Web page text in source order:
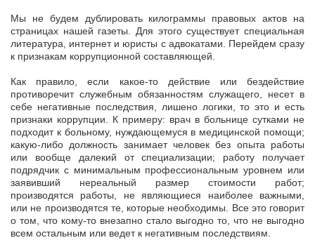
Мы не будем дублировать килограммы правовых актов на
страницах нашей газеты. Для этого существует специальная
литература, интернет и юристы с адвокатами. Перейдем сразу
к признакам коррупционной составляющей.
Как правило, если какое-то действие или бездействие
противоречит служебным обязанностям служащего, несет в
себе негативные последствия, лишено логики, то это и есть
признаки коррупции. К примеру: врач в больнице сутками не
подходит к больному, нуждающемуся в медицинской помощи;
какую-либо должность занимает человек без опыта работы
или вообще далекий от специализации; работу получает
подрядчик с минимальным профессиональным уровнем или
заявивший нереальный размер стоимости работ;
производятся работы, не являющиеся наиболее важными,
или не производятся те, которые необходимы. Все это говорит
о том, что кому-то внезапно стало выгодно то, что не выгодно
всем остальным или ведет к негативным последствиям.